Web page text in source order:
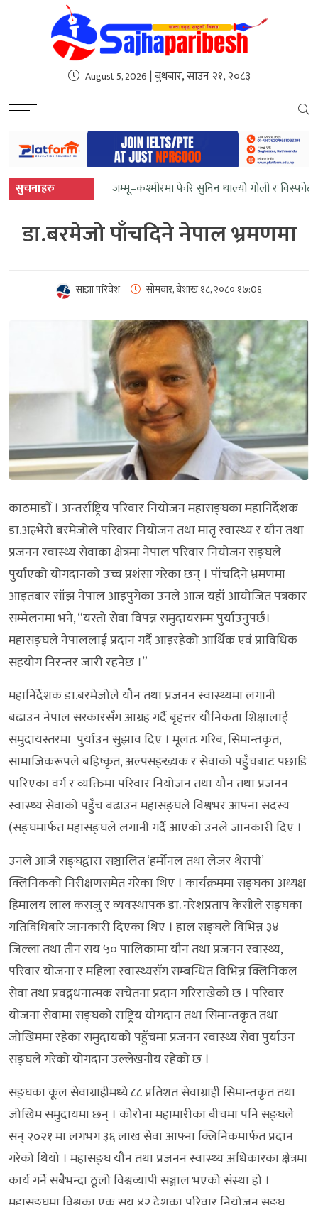
sweet bonanza
August 5, 2026 | बुधबार, साउन २१, २०८३
सुचनाहरु जम्मू–कश्मीरमा फेरि सुनिन थाल्यो गोली र
डा.बरमेजो पाँचदिने नेपाल भ्रमणमा
साझा परिवेश सोमवार, बैशाख १८, २०८० १७:0६
काठमाडौँ । अन्तर्राष्ट्रिय परिवार नियोजन महासङ्घका महानिर्देशक
डा.अल्भेरो बरमेजोले परिवार नियोजन तथा मातृ स्वास्थ्य र यौन तथा
प्रजनन स्वास्थ्य सेवाका क्षेत्रमा नेपाल परिवार नियोजन सङ्घले
पुर्याएको योगदानको उच्च प्रशंसा गरेका छन् । पाँचदिने भ्रमणमा
आइतबार साँझ नेपाल आइपुगेका उनले आज यहाँ आयोजित पत्रकार
सम्मेलनमा भने, “यस्तो सेवा विपन्न समुदायसम्म पुर्याउनुपर्छ।
महासङ्घले नेपाललाई प्रदान गर्दै आइरहेको आर्थिक एवं प्राविधिक
सहयोग निरन्तर जारी रहनेछ ।”
महानिर्देशक डा.बरमेजोले यौन तथा प्रजनन स्वास्थ्यमा लगानी
बढाउन नेपाल सरकारसँग आग्रह गर्दै बृहत्तर यौनिकता शिक्षालाई
समुदायस्तरमा पुर्याउन सुझाव दिए । मूलतः गरिब, सिमान्तकृत,
सामाजिकरूपले बहिष्कृत, अल्पसङ्ख्यक र सेवाको पहुँचबाट पछाडि
पारिएका वर्ग र व्यक्तिमा परिवार नियोजन तथा यौन तथा प्रजनन
स्वास्थ्य सेवाको पहुँच बढाउन महासङ्घले विश्वभर आफ्ना सदस्य
(सङ्घमार्फत महासङ्घले लगानी गर्दै आएको उनले जानकारी दिए ।
उनले आजै सङ्घद्वारा सञ्चालित ‘हर्मोनल तथा लेजर थेरापी’
क्लिनिकको निरीक्षणसमेत गरेका थिए । कार्यक्रममा सङ्घका अध्यक्ष
हिमालय लाल कसजु र व्यवस्थापक डा. नरेशप्रताप केसीले सङ्घका
गतिविधिबारे जानकारी दिएका थिए । हाल सङ्घले विभिन्न ३४
जिल्ला तथा तीन सय ५० पालिकामा यौन तथा प्रजनन स्वास्थ्य,
परिवार योजना र महिला स्वास्थ्यसँग सम्बन्धित विभिन्न क्लिनिकल
सेवा तथा प्रवद्र्धनात्मक सचेतना प्रदान गरिराखेको छ । परिवार
योजना सेवामा सङ्घको राष्ट्रिय योगदान तथा सिमान्तकृत तथा
जोखिममा रहेका समुदायको पहुँचमा प्रजनन स्वास्थ्य सेवा पुर्याउन
सङ्घले गरेको योगदान उल्लेखनीय रहेको छ ।
सङ्घका कूल सेवाग्राहीमध्ये ८८ प्रतिशत सेवाग्राही सिमान्तकृत तथा
जोखिम समुदायमा छन् । कोरोना महामारीका बीचमा पनि सङ्घले
सन् २०२१ मा लगभग ३६ लाख सेवा आफ्ना क्लिनिकमार्फत प्रदान
गरेको थियो । महासङ्घ यौन तथा प्रजनन स्वास्थ्य अधिकारका क्षेत्रमा
कार्य गर्ने सबैभन्दा ठूलो विश्वव्यापी सञ्जाल भएको संस्था हो ।